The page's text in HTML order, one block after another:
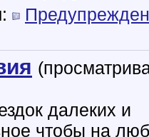
:
далеких и
чтобы на